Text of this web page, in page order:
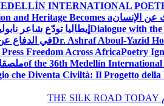
INTERNATIONAL
عن الإنسانand Heritage Becomes a
Dialogue with إيطاليا تودّع شاعر
Dr. Ashraf Aboul-Yazidفي الدفاع
Freedom Across AfricaPoetry
of the 36th Medellín International
che Diventa Civiltà: Il Progetto